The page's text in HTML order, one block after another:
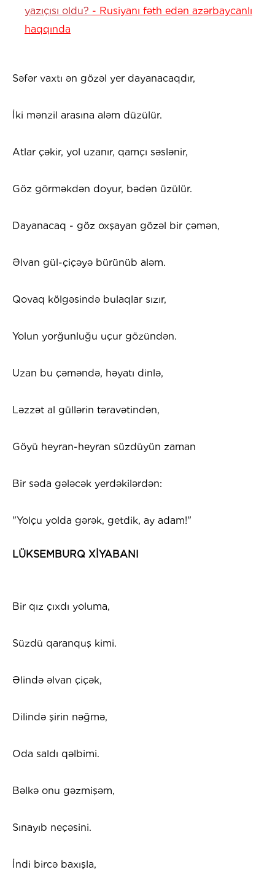
yazıçısı oldu? - Rusiyanı fəth edən azərbaycanlı
haqqında
Səfər vaxtı ən gözəl yer dayanacaqdır,
İki mənzil arasına aləm düzülür.
Atlar çəkir, yol uzanır, qamçı səslənir,
Göz görməkdən doyur, bədən üzülür.
Dayanacaq - göz oxşayan gözəl bir çəmən,
Əlvan gül-çiçəyə bürünüb aləm.
Qovaq kölgəsində bulaqlar sızır,
Yolun yorğunluğu uçur gözündən.
Uzan bu çəməndə, həyatı dinlə,
Ləzzət al güllərin təravətindən,
Göyü heyran-heyran süzdüyün zaman
Bir səda gələcək yerdəkilərdən:
"Yolçu yolda gərək, getdik, ay adam!"
LÜKSEMBURQ XİYABANI
Bir qız çıxdı yoluma,
Süzdü qaranquş kimi.
Əlində əlvan çiçək,
Dilində şirin nəğmə,
Oda saldı qəlbimi.
Bəlkə onu gəzmişəm,
Sınayıb neçəsini.
İndi bircə baxışla,